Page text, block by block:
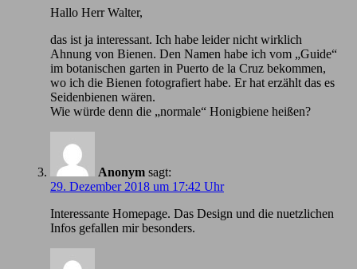
Hallo Herr Walter,
das ist ja interessant. Ich habe leider nicht wirklich
Ahnung von Bienen. Den Namen habe ich vom „Guide“
im botanischen garten in Puerto de la Cruz bekommen,
wo ich die Bienen fotografiert habe. Er hat erzählt das es
Seidenbienen wären.
Wie würde denn die „normale“ Honigbiene heißen?
Anonym sagt:
29. Dezember 2018 um 17:42 Uhr
Іnteressante Homepage. Das Design und die nuetzlichen
Infos gefallen mir besonders.